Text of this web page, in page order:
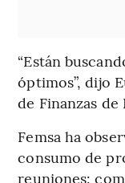
“Están
óptimos”, dijo
de Finanzas
Femsa ha
consumo de
reuniones: